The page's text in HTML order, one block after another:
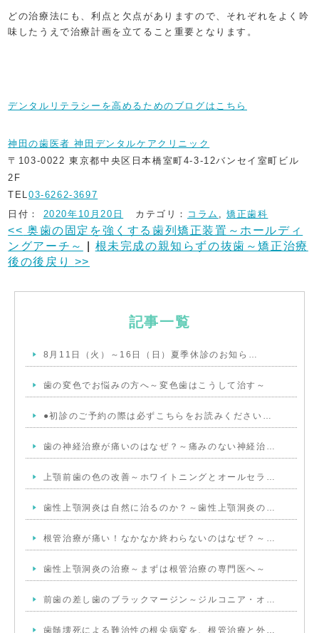
どの治療法にも、利点と欠点がありますので、それぞれをよく吟
味したうえで治療計画を立てること重要となります。
デンタルリテラシーを高めるためのブログはこちら
神田の歯医者 神田デンタルケアクリニック
〒103-0022 東京都中央区日本橋室町4-3-12バンセイ室町ビル
2F
TEL03-6262-3697
日付： 2020年10月20日 カテゴリ： コラム ,矯正歯科
<< 奥歯の固定を強くする歯列矯正装置～ホールディ
ングアーチ～
根未完成の親知らずの抜歯～矯正治療
後の後戻り >>
記事一覧
8月11日（火）～16日（日）夏季休診のお知ら…
歯の変色でお悩みの方へ～変色歯はこうして治す～
●初診のご予約の際は必ずこちらをお読みください…
歯の神経治療が痛いのはなぜ？～痛みのない神経治…
上顎前歯の色の改善～ホワイトニングとオールセラ…
歯性上顎洞炎は自然に治るのか？～歯性上顎洞炎の…
根管治療が痛い！なかなか終わらないのはなぜ？～…
歯性上顎洞炎の治療～まずは根管治療の専門医へ～
前歯の差し歯のブラックマージン～ジルコニア・オ…
歯髄壊死による難治性の根尖病変を、根管治療と外…